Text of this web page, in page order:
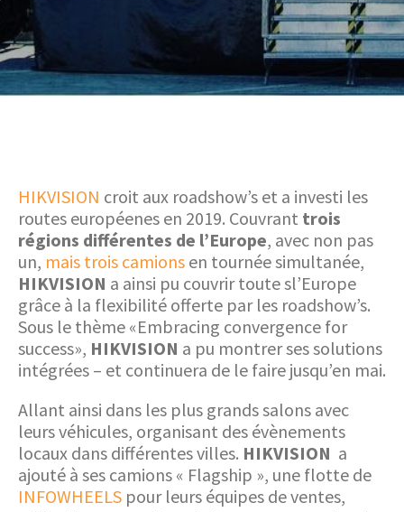
HIKVISION croit aux roadshow’s et a investi les
routes européenes en 2019. Couvrant trois
régions différentes de l’Europe, avec non pas
un, mais trois camions en tournée simultanée,
HIKVISION a ainsi pu couvrir toute sl’Europe
grâce à la flexibilité offerte par les roadshow’s.
Sous le thème «Embracing convergence for
success», HIKVISION a pu montrer ses solutions
intégrées – et continuera de le faire jusqu’en mai.
Allant ainsi dans les plus grands salons avec
leurs véhicules, organisant des évènements
locaux dans différentes villes. HIKVISION a
ajouté à ses camions « Flagship », une flotte de
INFOWHEELS pour leurs équipes de ventes,